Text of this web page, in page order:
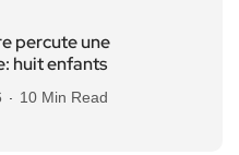
percute une
huit enfants
10 Min Read